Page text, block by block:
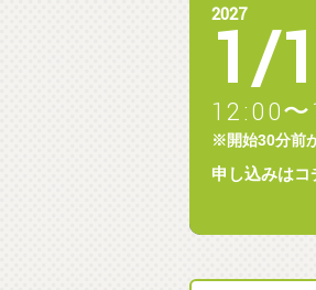
2027
1/
12:00
※開始30分前
申し込みはコ